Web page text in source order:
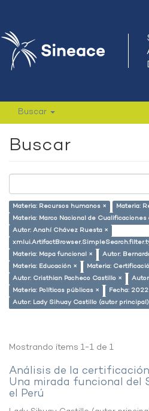
Buscar
Buscar
Materia: Recursos humanos ×
Materia:
Materia: Marco Nacional de Cualificaciones
Autor: Anahí Chávez Ruesta ×
Materia: Mapa funcional ×
Autor:
Materia: Educación ×
Materia:
Autor: Cristhian Pacheco Castillo ×
Materia: Políticas públicas ×
Fecha:
Autor: Lady Sihuay Castillo (autor
Mostrando ítems 1-1 de 1
Análisis de la
Una mirada funcional del
el Perú